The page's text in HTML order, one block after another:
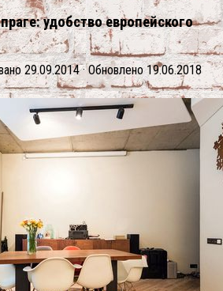
удобство европейского
29.09.2014· Обновлено19.06.2018